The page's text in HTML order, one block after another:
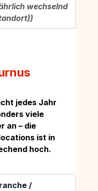
wechselnd
jedes Jahr
viele
an – die
ist in
hoch.
/